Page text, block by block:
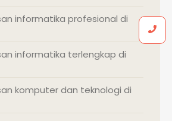
informatika profesional di
informatika terlengkap di
komputer dan teknologi di